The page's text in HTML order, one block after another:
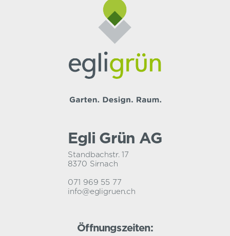
Egli Grün AG
Standbachstr. 17
8370 Sirnach
071 969 55 77
info@egligruen.ch
Öffnungszeiten: